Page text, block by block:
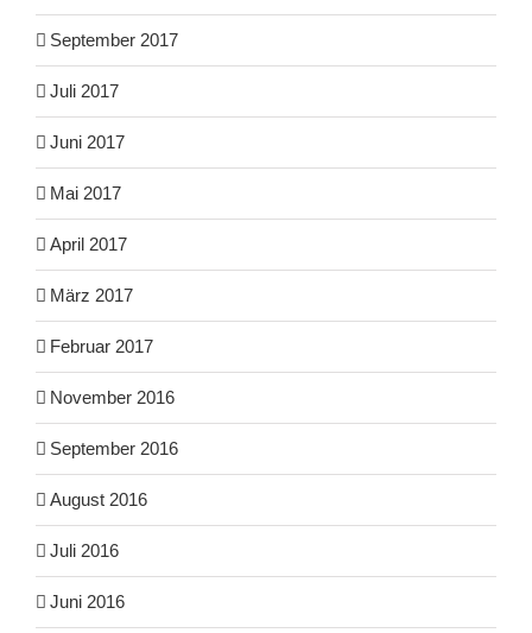
September 2017
Juli 2017
Juni 2017
Mai 2017
April 2017
März 2017
Februar 2017
November 2016
September 2016
August 2016
Juli 2016
Juni 2016